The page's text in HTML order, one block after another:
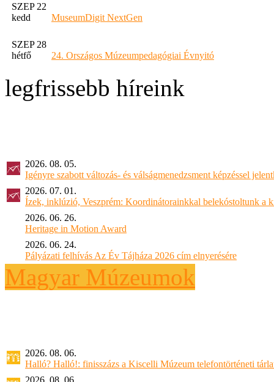
SZEP 22
kedd
MuseumDigit NextGen
SZEP 28
hétfő
24. Országos Múzeumpedagógiai Évnyitó
legfrissebb híreink
2026. 08. 05.
Igényre szabott változás- és válságmenedzsment képzéssel
2026. 07. 01.
Ízek, inklúzió, Veszprém: Koordinátorainkkal belekóstoltunk a
2026. 06. 26.
Heritage in Motion Award
2026. 06. 24.
Pályázati felhívás Az Év Tájháza 2026 cím elnyerésére
Magyar Múzeumok
2026. 08. 06.
Halló? Halló!: finisszázs a Kiscelli Múzeum telefontörténeti
2026. 08. 06.